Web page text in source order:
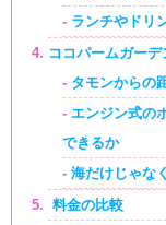
ランチやドリ
ココパームガー
タモンからの
エンジン式の
できるか
海だけじゃな
料金の比較